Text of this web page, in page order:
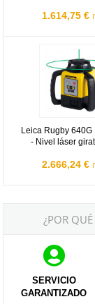
1.614,75 €
Leica Rugby 640G
- Nivel láser
2.666,24 €
Leica Rugby
¿POR
SERVICIO
GARANTIZADO